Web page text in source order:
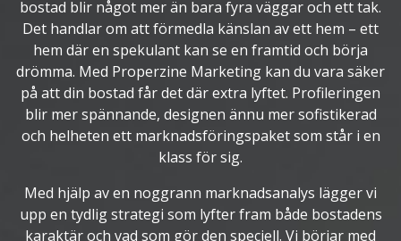
bostad blir något mer än bara fyra väggar och ett tak.
Det handlar om att förmedla känslan av ett hem – ett
hem där en spekulant kan se en framtid och börja
drömma. Med Properzine Marketing kan du vara säker
på att din bostad får det där extra lyftet. Profileringen
blir mer spännande, designen ännu mer sofistikerad
och helheten ett marknadsföringspaket som står i en
klass för sig.
Med hjälp av en noggrann marknadsanalys lägger vi
upp en tydlig strategi som lyfter fram både bostadens
karaktär och vad som gör den speciell. Vi börjar med